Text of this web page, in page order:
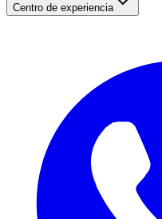
Centro de experiencia